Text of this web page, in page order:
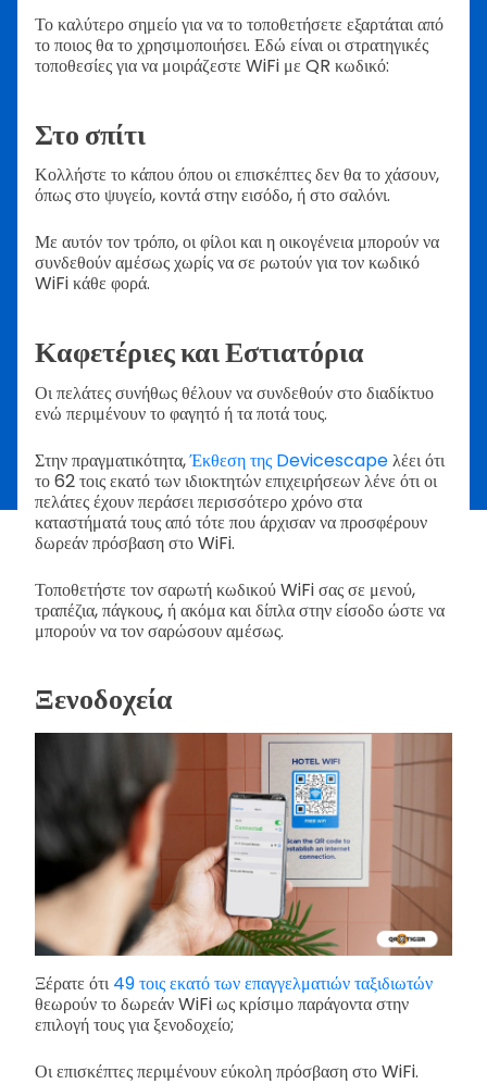
Το καλύτερο σημείο για να το τοποθετήσετε εξαρτάται από
το ποιος θα το χρησιμοποιήσει. Εδώ είναι οι στρατηγικές
τοποθεσίες για να μοιράζεστε WiFi με QR κωδικό:
Στο σπίτι
Κολλήστε το κάπου όπου οι επισκέπτες δεν θα το χάσουν,
όπως στο ψυγείο, κοντά στην εισόδο, ή στο σαλόνι.
Με αυτόν τον τρόπο, οι φίλοι και η οικογένεια μπορούν να
συνδεθούν αμέσως χωρίς να σε ρωτούν για τον κωδικό
WiFi κάθε φορά.
Καφετέριες και Εστιατόρια
Οι πελάτες συνήθως θέλουν να συνδεθούν στο διαδίκτυο
ενώ περιμένουν το φαγητό ή τα ποτά τους.
Στην πραγματικότητα,Έκθεση της Devicescapeλέει ότι
το 62 τοις εκατό των ιδιοκτητών επιχειρήσεων λένε ότι οι
πελάτες έχουν περάσει περισσότερο χρόνο στα
καταστήματά τους από τότε που άρχισαν να προσφέρουν
δωρεάν πρόσβαση στο WiFi.
Τοποθετήστε τον σαρωτή κωδικού WiFi σας σε μενού,
τραπέζια, πάγκους, ή ακόμα και δίπλα στην είσοδο ώστε να
μπορούν να τον σαρώσουν αμέσως.
Ξενοδοχεία
Ξέρατε ότι49 τοις εκατό των επαγγελματιών ταξιδιωτών
θεωρούν το δωρεάν WiFi ως κρίσιμο παράγοντα στην
επιλογή τους για ξενοδοχείο;
Οι επισκέπτες περιμένουν εύκολη πρόσβαση στο WiFi.